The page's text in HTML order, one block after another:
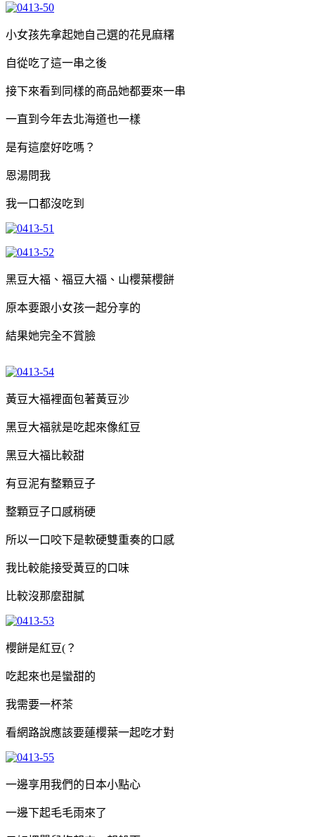
小女孩先拿起她自己選的花見麻糬
自從吃了這一串之後
接下來看到同樣的商品她都要來一串
一直到今年去北海道也一樣
是有這麼好吃嗎？
恩湯問我
我一口都沒吃到
黑豆大福、福豆大福、山櫻葉櫻餅
原本要跟小女孩一起分享的
結果她完全不賞臉
黃豆大福裡面包著黃豆沙
黑豆大福就是吃起來像紅豆
黑豆大福比較甜
有豆泥有整顆豆子
整顆豆子口感稍硬
所以一口咬下是軟硬雙重奏的口感
我比較能接受黃豆的口味
比較沒那麼甜膩
櫻餅是紅豆(？
吃起來也是蠻甜的
我需要一杯茶
看網路說應該要蓮櫻葉一起吃才對
一邊享用我們的日本小點心
一邊下起毛毛雨來了